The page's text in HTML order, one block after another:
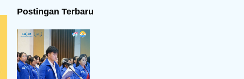
Postingan Terbaru